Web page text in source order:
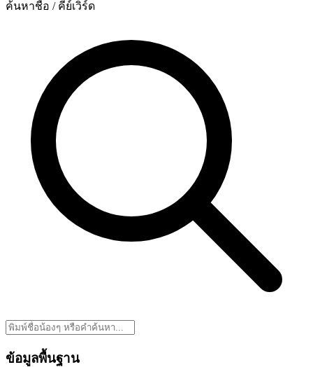
ค้นหาชื่อ / คีย์เวิร์ด
ข้อมูลพื้นฐาน